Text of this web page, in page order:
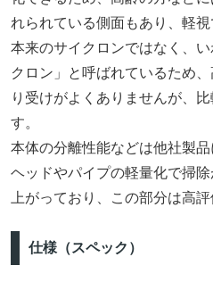
れられている側面もあり、軽視
本来のサイクロンではなく、
クロン」と呼ばれているため
り受けがよくありませんが、
す。
本体の分離性能などは他社製品
ヘッドやパイプの軽量化で掃
上がっており、この部分は高評
仕様（スペック）